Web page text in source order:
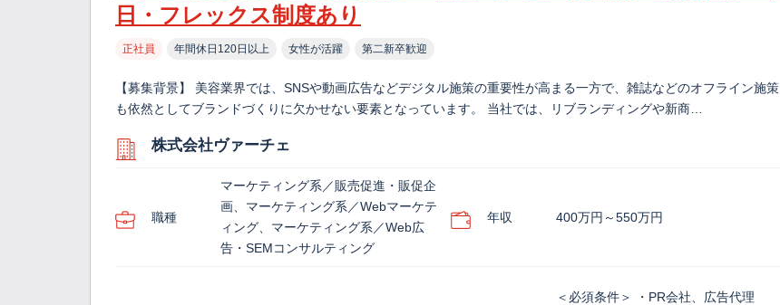
日・フレックス制度あり
正社員 年間休日120日以上 女性が活躍 第二新卒歓迎
【募集背景】 美容業界では、SNSや動画広告などデジタル施策の重要性が高まる一方で、雑誌などのオフライン施策
も依然としてブランドづくりに欠かせない要素となっています。 当社では、リブランディングや新商…
株式会社ヴァーチェ
職種
マーケティング系／販売促進・販促企
画、マーケティング系／Webマーケテ
ィング、マーケティング系／Web広
告・SEMコンサルティング
年収 400万円～550万円
＜必須条件＞ ・PR会社、広告代理